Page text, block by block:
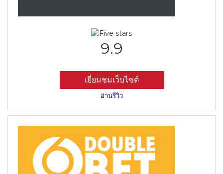
9.9
เยี่ยมชมเว็บไซต์
อ่านรีวิว